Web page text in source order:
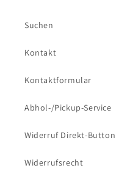
Suchen
Kontakt
Kontaktformular
Abhol-/Pickup-Service
Widerruf Direkt-Button
Widerrufsrecht